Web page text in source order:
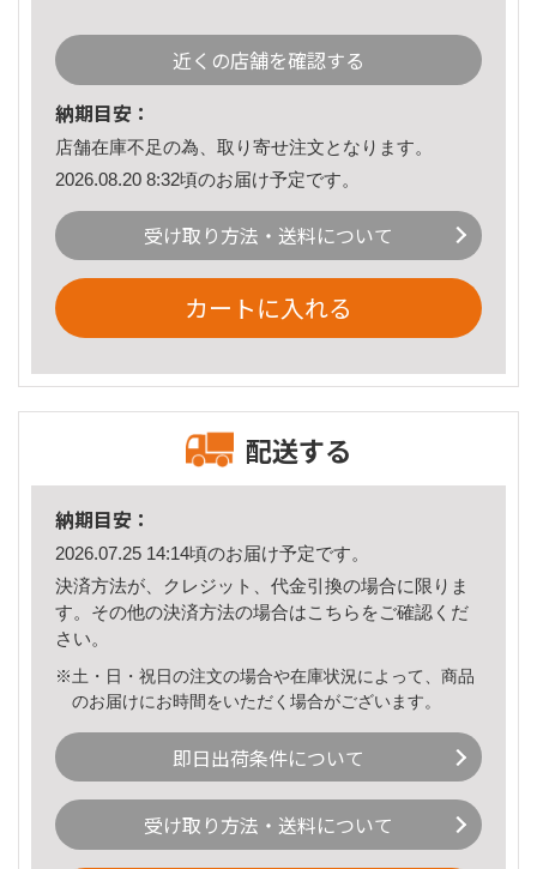
近くの店舗を確認する
納期目安：
店舗在庫不足の為、取り寄せ注文となります。
2026.08.20 8:32頃のお届け予定です。
受け取り方法・送料について
カートに入れる
配送する
納期目安：
2026.07.25 14:14頃のお届け予定です。
決済方法が、クレジット、代金引換の場合に限りま
す。その他の決済方法の場合はこちら をご確認くだ
さい。
※土・日・祝日の注文の場合や在庫状況によって、商品
のお届けにお時間をいただく場合がございます。
即日出荷条件について
受け取り方法・送料について